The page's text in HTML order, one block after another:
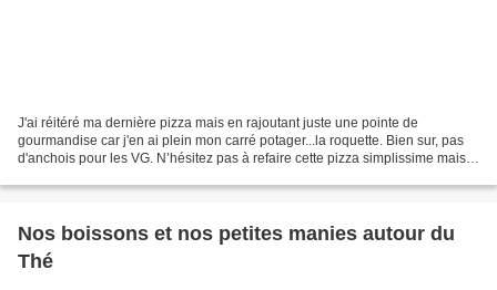
J'ai réitéré ma dernière pizza mais en rajoutant juste une pointe de
gourmandise car j'en ai plein mon carré potager...la roquette. Bien sur, pas
d'anchois pour les VG. N’hésitez pas à refaire cette pizza simplissime mais
Nos boissons et nos petites manies autour du
Thé